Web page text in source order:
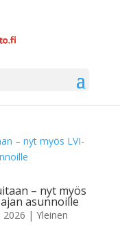
– nyt myös
asunnoille
| Yleinen